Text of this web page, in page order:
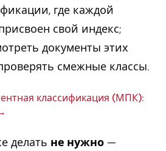
где каждой
свой индекс;
документы этих
смежные классы.
клас­си­фи­ка­ция (МПК):
делать не нужно —